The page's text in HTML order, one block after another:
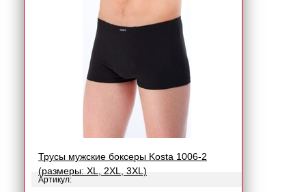
Трусы мужские боксеры Kosta 1006-2
(размеры: XL, 2XL, 3XL)
Артикул: